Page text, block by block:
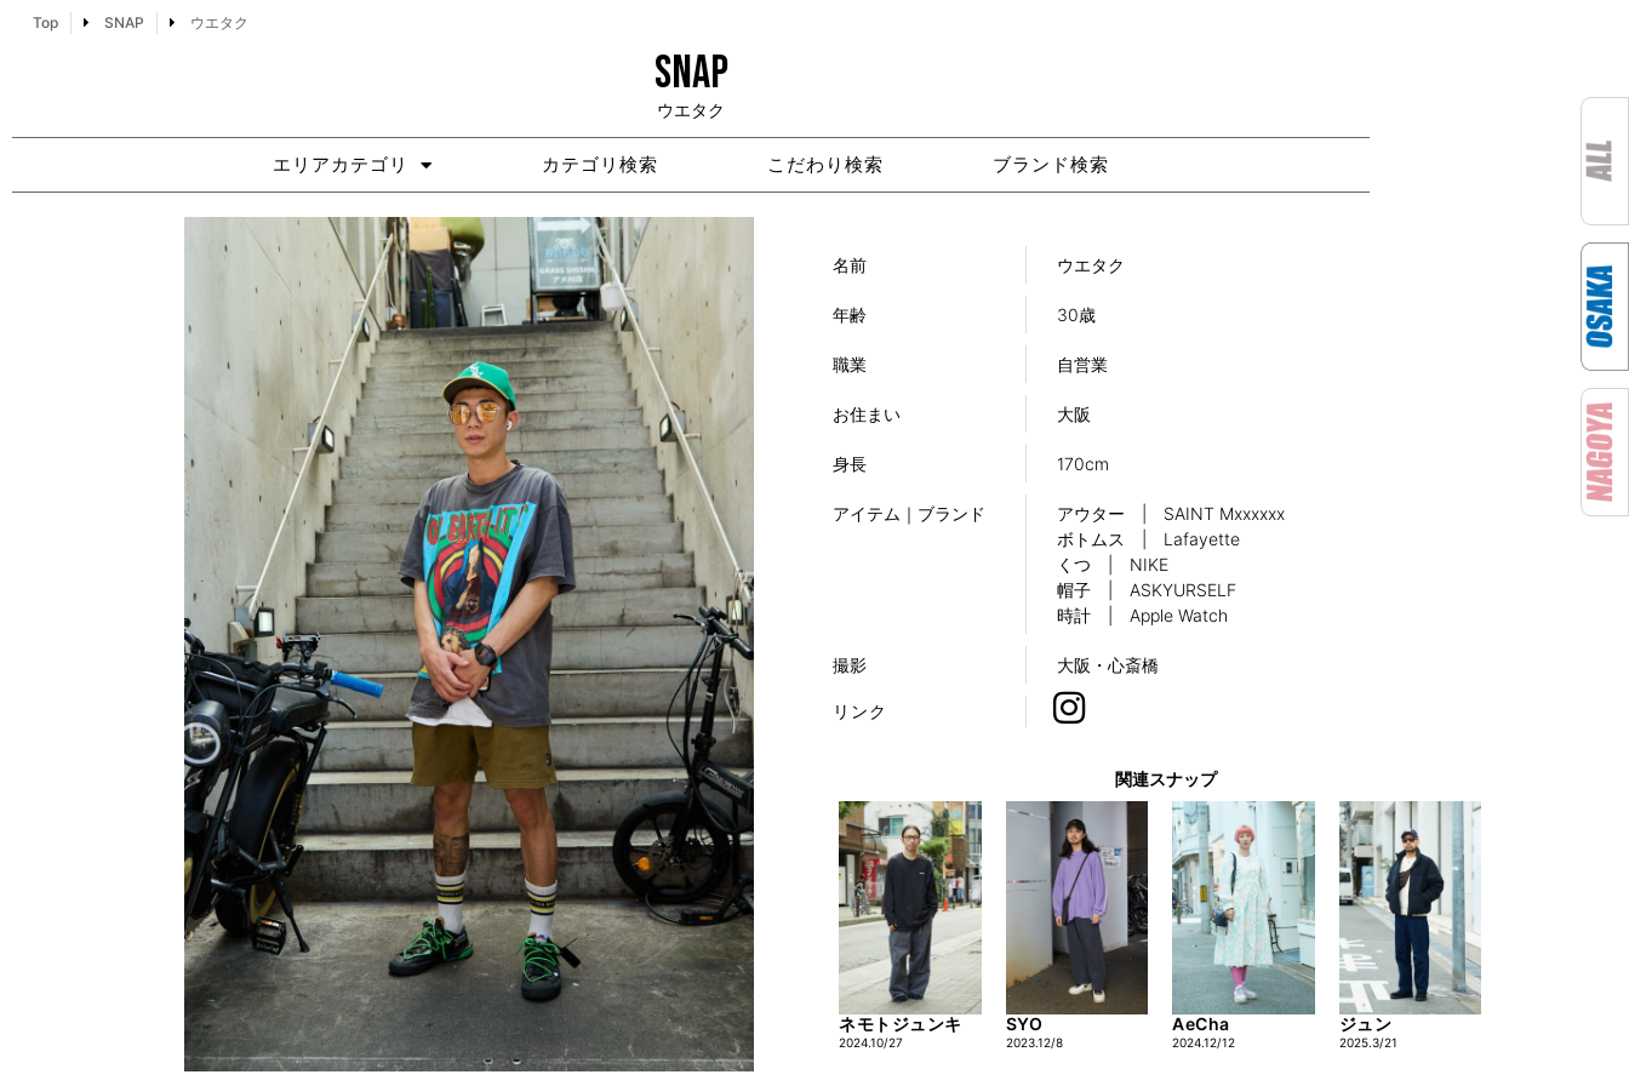
Top SNAP ウエタク
SNAP
ウエタク
エリアカテゴリ カテゴリ検索 こだわり検索 ブランド検索
名前 ウエタク
年齢 30歳
職業 自営業
お住まい 大阪
身長 170cm
アイテム｜ブランド
アウター | SAINT Mxxxxxx
ボトムス | Lafayette
くつ | NIKE
帽子 | ASKYURSELF
時計 | Apple Watch
撮影 大阪・心斎橋
リンク
関連スナップ
ネモトジュンキ
2024.10/27
SYO
2023.12/8
AeCha
2024.12/12
ジュン
2025.3/21